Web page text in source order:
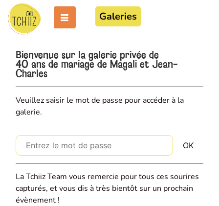
Galeries
Bienvenue sur la galerie privée de
40 ans de mariage de Magali et Jean-
Charles
Veuillez saisir le mot de passe pour accéder à la
galerie.
La Tchiiz Team vous remercie pour tous ces sourires
capturés, et vous dis à très bientôt sur un prochain
évènement !